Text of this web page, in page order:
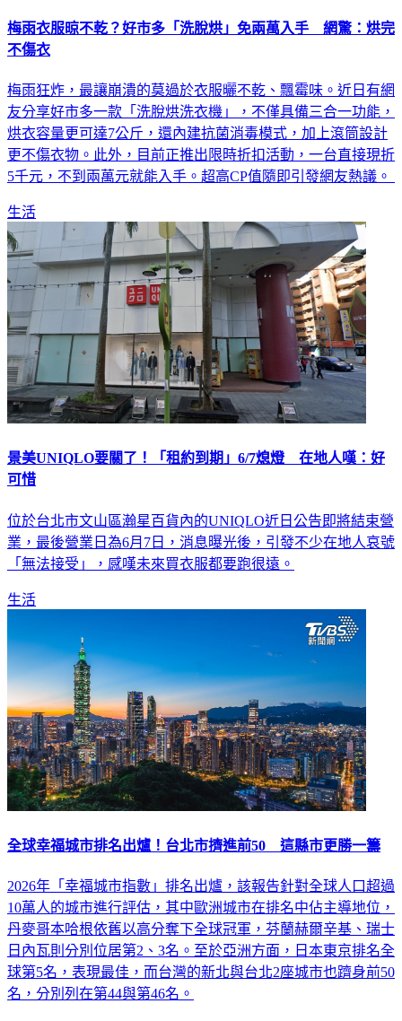
梅雨衣服晾不乾？好市多「洗脫烘」免兩萬入手 網驚：烘完
不傷衣
梅雨狂炸，最讓崩潰的莫過於衣服曬不乾、飄霉味。近日有網
友分享好市多一款「洗脫烘洗衣機」，不僅具備三合一功能，
烘衣容量更可達7公斤，還內建抗菌消毒模式，加上滾筒設計
更不傷衣物。此外，目前正推出限時折扣活動，一台直接現折
5千元，不到兩萬元就能入手。超高CP值隨即引發網友熱議。
生活
景美UNIQLO要關了！「租約到期」6/7熄燈 在地人嘆：好
可惜
位於台北市文山區瀚星百貨內的UNIQLO近日公告即將結束營
業，最後營業日為6月7日，消息曝光後，引發不少在地人哀號
「無法接受」，感嘆未來買衣服都要跑很遠。
生活
全球幸福城市排名出爐！台北市擠進前50 這縣市更勝一籌
2026年「幸福城市指數」排名出爐，該報告針對全球人口超過
10萬人的城市進行評估，其中歐洲城市在排名中佔主導地位，
丹麥哥本哈根依舊以高分奪下全球冠軍，芬蘭赫爾辛基、瑞士
日內瓦則分別位居第2、3名。至於亞洲方面，日本東京排名全
球第5名，表現最佳，而台灣的新北與台北2座城市也躋身前50
名，分別列在第44與第46名。